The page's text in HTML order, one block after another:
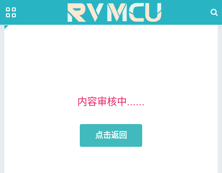
内容审核中......
点击返回